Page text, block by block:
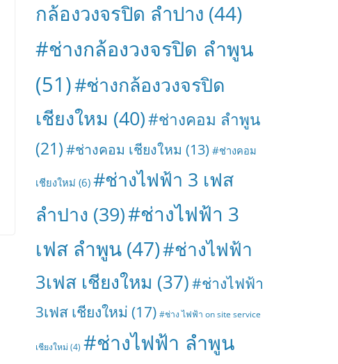
กล้องวงจรปิด ลำปาง (44)
#ช่างกล้องวงจรปิด ลำพูน
(51)#ช่างกล้องวงจรปิด
เชียงใหม (40)#ช่างคอม ลำพูน
(21)#ช่างคอม เชียงใหม (13) #ช่างคอม
เชียงใหม่ (6) #ช่างไฟฟ้า 3 เฟส
ลำปาง (39)#ช่างไฟฟ้า 3
เฟส ลำพูน (47)#ช่างไฟฟ้า
3เฟส เชียงใหม (37)#ช่างไฟฟ้า
3เฟส เชียงใหม่ (17) #ช่าง ไฟฟ้า on site service
เชียงใหม่ (4) #ช่างไฟฟ้า ลำพูน